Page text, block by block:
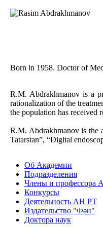
Born in 1958. Doctor of
R.M. Abdrakhmanov is a
rationalization of the
the population has received
R.M. Abdrakhmanov is the
Tatarstan”, “Digital
Об Академии
Подразделения
Члены и профессора
Конкурсы
Деятельность АН РТ
Издательство "Фән"
Доктора наук